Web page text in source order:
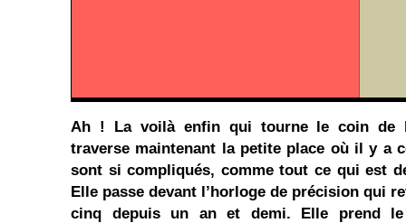
Ah ! La voilà enfin qui tourne le coin de
traverse maintenant la petite place où il y a
sont si compliqués, comme tout ce qui est
Elle passe devant l’horloge de précision qui
cinq depuis un an et demi. Elle prend le